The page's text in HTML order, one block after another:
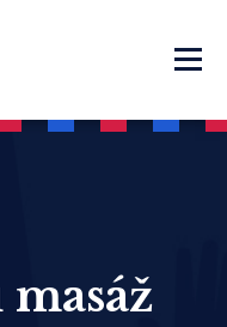
masáž